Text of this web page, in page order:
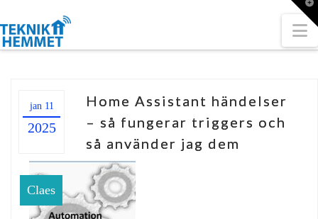
jan 11
2025
Home Assistant händelser
– så fungerar triggers och
så använder jag dem
Claes